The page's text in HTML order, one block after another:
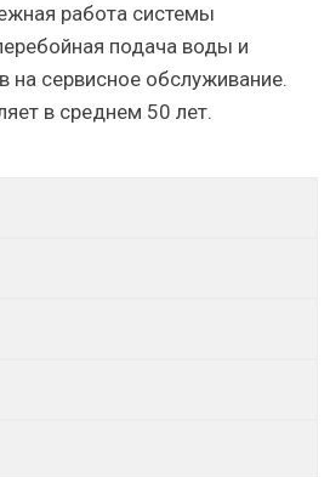
работа системы
подача воды и
на сервисное обслуживание.
в среднем 50 лет.